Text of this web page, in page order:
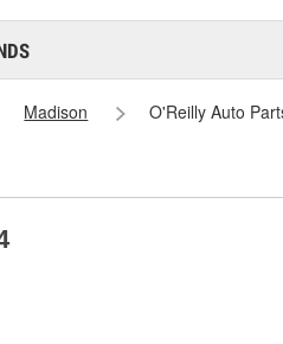
Madison O'Reilly Auto